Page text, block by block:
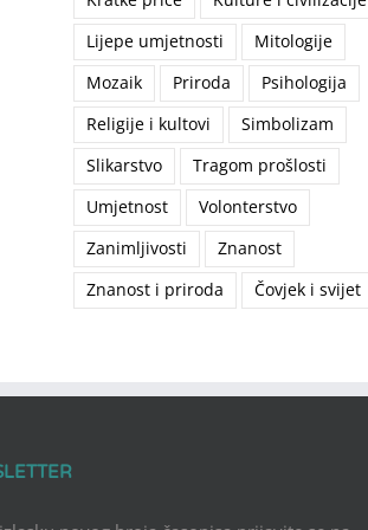
Lijepe umjetnosti
Mitologije
Mozaik
Priroda
Psihologija
Religije i kultovi
Simbolizam
Slikarstvo
Tragom prošlosti
Umjetnost
Volonterstvo
Zanimljivosti
Znanost
Znanost i priroda
Čovjek i svijet